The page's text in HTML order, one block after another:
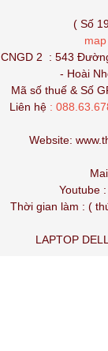
( Số 192/9
map
CNGD 2 : 543
- Hoài
Mã số thuế & Số
Liên hệ :
Website:
Youtube :
Thời gian làm : (
LAPTOP